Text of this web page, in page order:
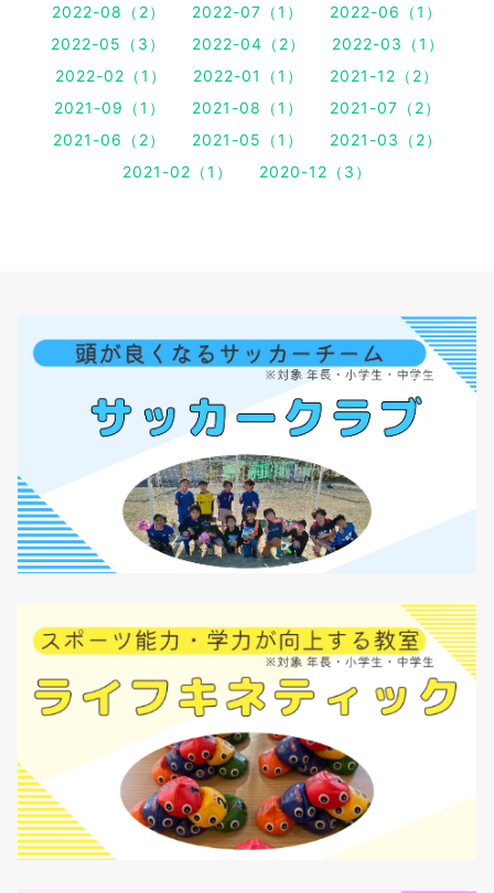
2022-08（2）
2022-07（1）
2022-06（1）
2022-05（3）
2022-04（2）
2022-03（1）
2022-02（1）
2022-01（1）
2021-12（2）
2021-09（1）
2021-08（1）
2021-07（2）
2021-06（2）
2021-05（1）
2021-03（2）
2021-02（1）
2020-12（3）